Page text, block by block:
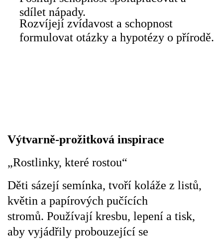
VÝTVARNÉ AKTIVITY - LÉTO
HÁDANKY K TÉMATU JARO, LÉTO, PODZIM,ZIMA
PÍSNĚ K TÉMATU JARO
BÁSNĚ K TÉMATU JARO
POHYBOVÉ AKTIVITY NA TÉMA JARO
sdílet nápady.
Rozvíjejí zvídavost a schopnost
formulovat otázky a hypotézy o přírodě.
Výtvarně-prožitková inspirace
„Rostlinky, které rostou“
Děti sázejí semínka, tvoří koláže z listů,
květin a papírových pučících
stromů. Používají kresbu, lepení a tisk,
aby vyjádřily probouzející se